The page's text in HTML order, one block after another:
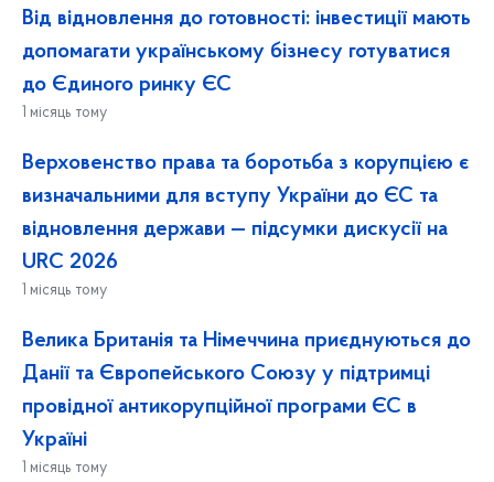
Від відновлення до готовності: інвестиції мають
допомагати українському бізнесу готуватися
до Єдиного ринку ЄС
1 місяць тому
Верховенство права та боротьба з корупцією є
визначальними для вступу України до ЄС та
відновлення держави — підсумки дискусії на
URC 2026
1 місяць тому
Велика Британія та Німеччина приєднуються до
Данії та Європейського Союзу у підтримці
провідної антикорупційної програми ЄС в
Україні
1 місяць тому